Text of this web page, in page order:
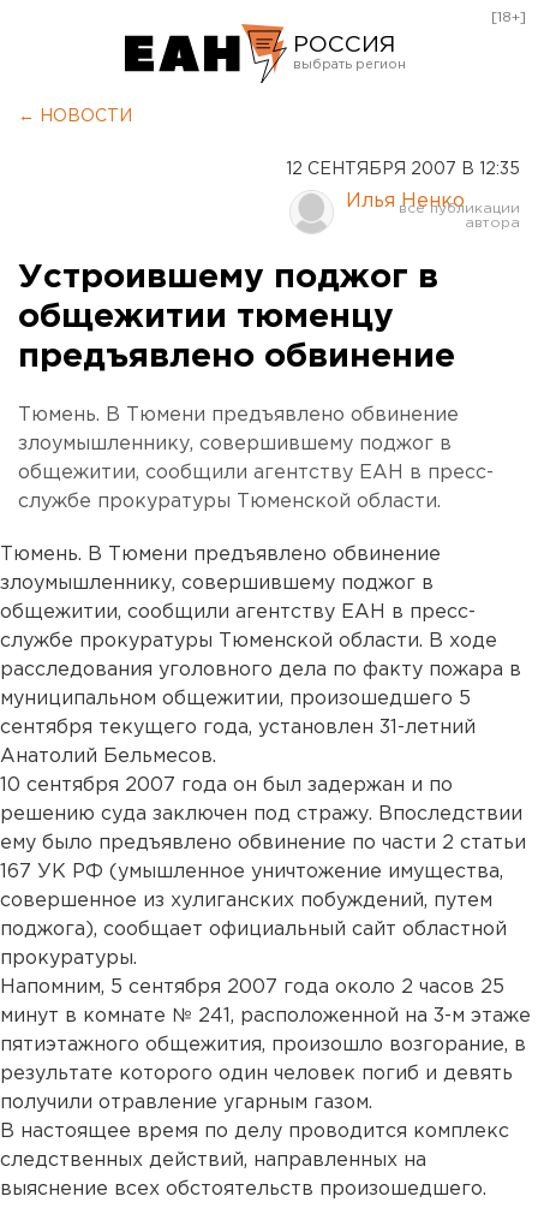
РОССИЯ
Курган
Оренбург
[18+]
← НОВОСТИ
12 СЕНТЯБРЯ 2007 В 12:35
Илья Ненко
Устроившему поджог в
общежитии тюменцу
предъявлено обвинение
Тюмень. В Тюмени предъявлено обвинение
злоумышленнику, совершившему поджог в
общежитии, сообщили агентству ЕАН в пресс-
службе прокуратуры Тюменской области.
Тюмень. В Тюмени предъявлено обвинение
злоумышленнику, совершившему поджог в
общежитии, сообщили агентству ЕАН в пресс-
службе прокуратуры Тюменской области. В ходе
расследования уголовного дела по факту пожара в
муниципальном общежитии, произошедшего 5
сентября текущего года, установлен 31-летний
Анатолий Бельмесов.
10 сентября 2007 года он был задержан и по
решению суда заключен под стражу. Впоследствии
ему было предъявлено обвинение по части 2 статьи
167 УК РФ (умышленное уничтожение имущества,
совершенное из хулиганских побуждений, путем
поджога), сообщает официальный сайт областной
прокуратуры.
Напомним, 5 сентября 2007 года около 2 часов 25
минут в комнате № 241, расположенной на 3-м этаже
пятиэтажного общежития, произошло возгорание, в
результате которого один человек погиб и девять
получили отравление угарным газом.
В настоящее время по делу проводится комплекс
следственных действий, направленных на
выяснение всех обстоятельств произошедшего.